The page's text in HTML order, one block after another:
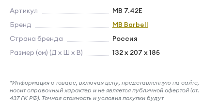
Артикул
MB 7.42E
Бренд
MB Barbell
Страна бренда
Россия
Размер (см) (Д х Ш х В)
132 x 207 x 185
*Информация о товаре, включая цену, представленную на сайте,
носит справочный характер и не является публичной офертой (ст.
437 ГК РФ). Точная стоимость и условия покупки будут